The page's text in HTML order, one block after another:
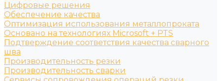
Цифровые решения
Обеспечение качества
Оптимизация использования металлопроката
Основано на технологиях Microsoft + PTS
Подтверждение соответствия качества сварного
шва
Производительность резки
Производительность сварки